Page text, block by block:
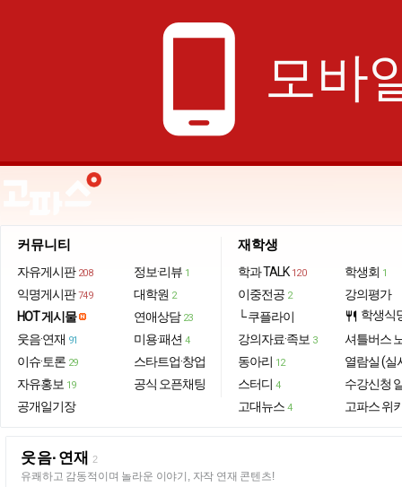
phone_android 모바
커뮤니티
자유게시판 208
익명게시판 749
HOT 게시물
웃음·연재 91
이슈·토론 29
자유홍보 19
공개일기장
정보·리뷰 1
대학원 2
연애상담 23
미용·패션 4
스타트업·창업
공식 오픈채팅
재학생
학과 TALK 120
이중전공 2
└ 쿠플라이
강의자료·족보 3
동아리 12
스터디 4
고대뉴스 4
학생회 1
강의평가
restaurant 학생식
셔틀버스
열람실 (실
수강신청
고파스 위
웃음·연재 2
유쾌하고 감동적이며 놀라운 이야기, 자작 연재 콘텐츠!